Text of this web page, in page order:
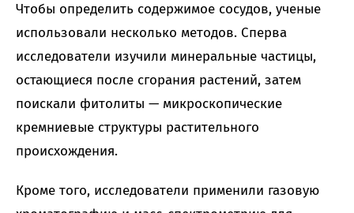
Чтобы определить содержимое сосудов, ученые
использовали несколько методов. Сперва
исследователи изучили минеральные частицы,
остающиеся после сгорания растений, затем
поискали фитолиты — микроскопические
кремниевые структуры растительного
происхождения.
Кроме того, исследователи применили газовую